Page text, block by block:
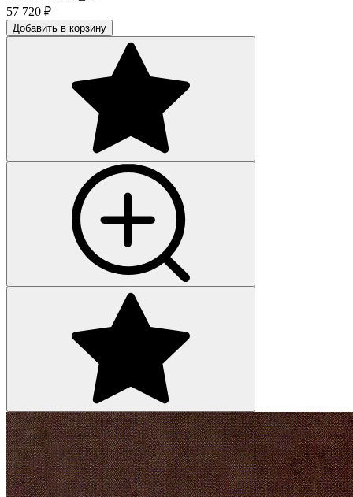
57 720 ₽
Добавить в корзину